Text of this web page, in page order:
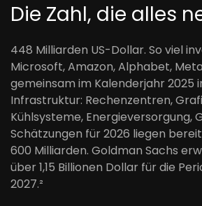
Die Zahl, die alles
448 Milliarden US-Dollar. So viel
Microsoft, Amazon, Alphabet,
gemeinsam im Kalenderjahr 2025
Infrastruktur: Rechenzentren,
Kühlsysteme, Energieversorgung,
Schätzungen für 2026 liegen
600 Milliarden. Goldman Sachs
über 1,15 Billionen Dollar für die
2027.²